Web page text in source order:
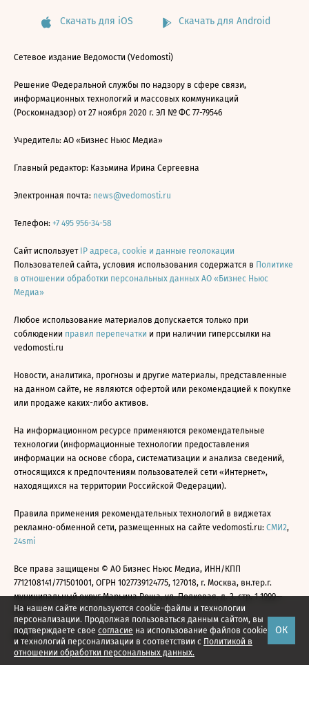
На нашем сайте используются cookie-файлы и технологии
персонализации. Продолжая пользоваться данным сайтом, вы
подтверждаете свое согласие на использование файлов cookie
и технологий персонализации в соответствии с Политикой в
отношении обработки персональных данных.
ОК
Скачать для iOS Скачать для Android
Сетевое издание Ведомости (Vedomosti)
Решение Федеральной службы по надзору в сфере связи,
информационных технологий и массовых коммуникаций
(Роскомнадзор) от 27 ноября 2020 г. ЭЛ № ФС 77-79546
Учредитель: АО «Бизнес Ньюс Медиа»
Главный редактор: Казьмина Ирина Сергеевна
Электронная почта: news@vedomosti.ru
Телефон: +7 495 956-34-58
Сайт использует IP адреса, cookie и данные геолокации
Пользователей сайта, условия использования содержатся в Политике
в отношении обработки персональных данных АО «Бизнес Ньюс
Медиа»
Любое использование материалов допускается только при
соблюдении правил перепечатки и при наличии гиперссылки на
vedomosti.ru
Новости, аналитика, прогнозы и другие материалы, представленные
на данном сайте, не являются офертой или рекомендацией к покупке
или продаже каких-либо активов.
На информационном ресурсе применяются рекомендательные
технологии (информационные технологии предоставления
информации на основе сбора, систематизации и анализа сведений,
относящихся к предпочтениям пользователей сети «Интернет»,
находящихся на территории Российской Федерации).
Правила применения рекомендательных технологий в виджетах
рекламно-обменной сети, размещенных на сайте vedomosti.ru: СМИ2,
24smi
Все права защищены © АО Бизнес Ньюс Медиа, ИНН/КПП
7712108141/771501001, ОГРН 1027739124775, 127018, г. Москва, вн.тер.г.
муниципальный округ Марьина Роща, ул. Полковая, д. 3, стр. 1 1999—
2026